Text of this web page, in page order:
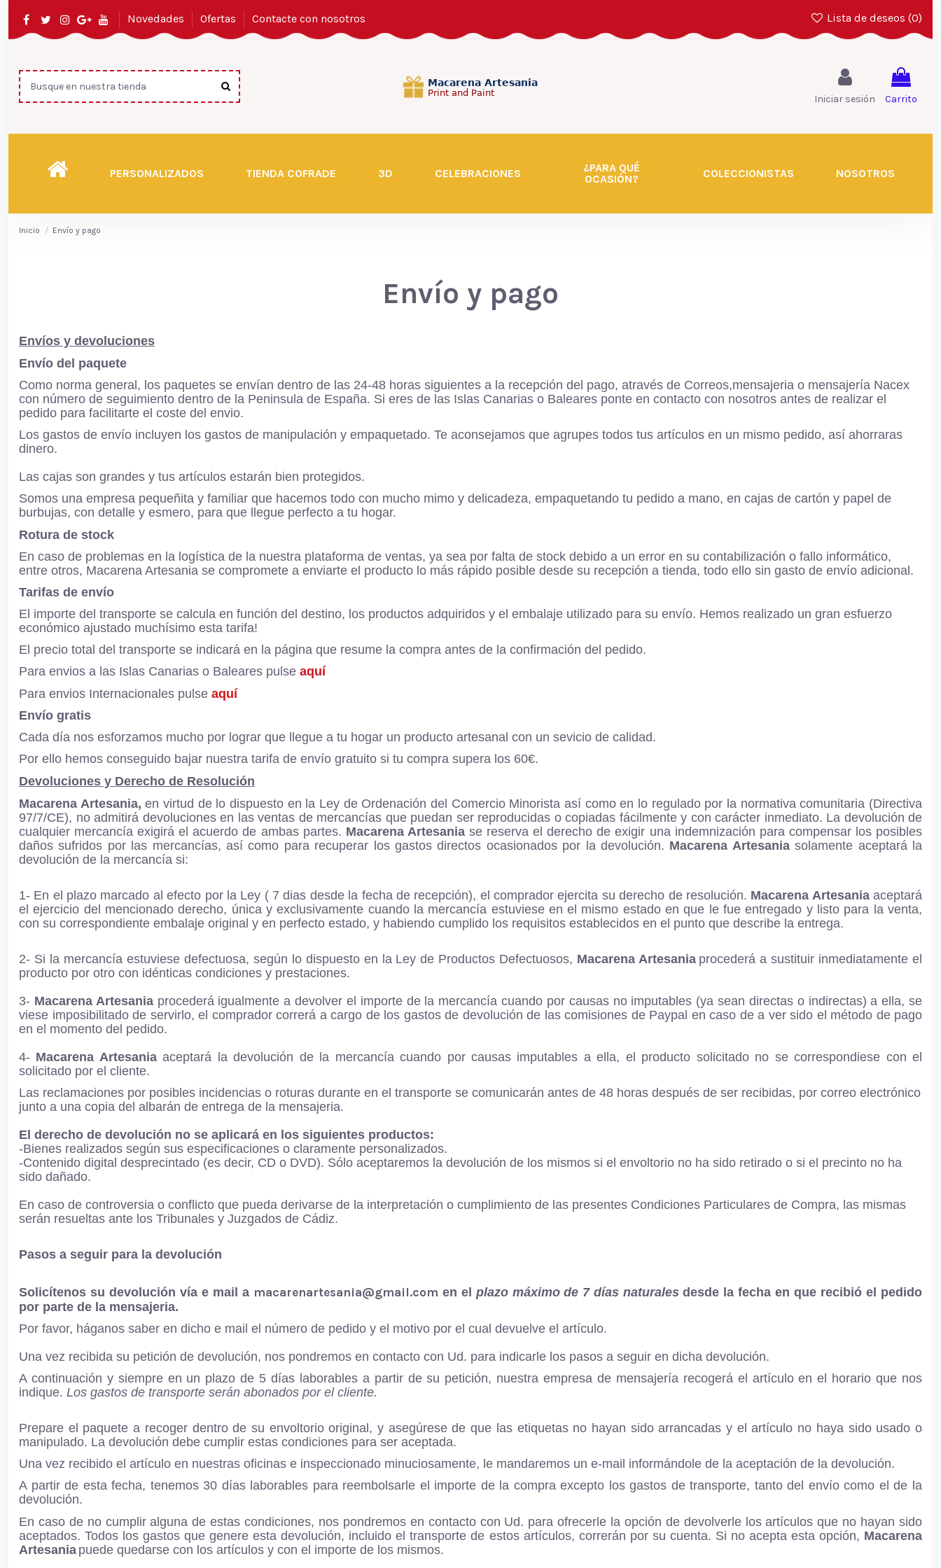
Novedades Ofertas Contacte con nosotros Lista de deseos (0)
Iniciar sesión Carrito
PERSONALIZADOS TIENDA COFRADE 3D CELEBRACIONES
¿PARA QUÉ
OCASIÓN?
COLECCIONISTAS NOSOTROS
Inicio Envío y pago
Envío y pago
Envíos y devoluciones
Envío del paquete
Como norma general, los paquetes se envían dentro de las 24-48 horas siguientes a la recepción del pago, através de Correos,mensajeria o mensajería Nacex
con número de seguimiento dentro de la Peninsula de España. Si eres de las Islas Canarias o Baleares ponte en contacto con nosotros antes de realizar el
pedido para facilitarte el coste del envio.
Los gastos de envío incluyen los gastos de manipulación y empaquetado. Te aconsejamos que agrupes todos tus artículos en un mismo pedido, así ahorraras
dinero.
Las cajas son grandes y tus artículos estarán bien protegidos.
Somos una empresa pequeñita y familiar que hacemos todo con mucho mimo y delicadeza, empaquetando tu pedido a mano, en cajas de cartón y papel de
burbujas, con detalle y esmero, para que llegue perfecto a tu hogar.
Rotura de stock
En caso de problemas en la logística de la nuestra plataforma de ventas, ya sea por falta de stock debido a un error en su contabilización o fallo informático,
entre otros, Macarena Artesania se compromete a enviarte el producto lo más rápido posible desde su recepción a tienda, todo ello sin gasto de envío adicional.
Tarifas de envío
El importe del transporte se calcula en función del destino, los productos adquiridos y el embalaje utilizado para su envío. Hemos realizado un gran esfuerzo
económico ajustado muchísimo esta tarifa!
El precio total del transporte se indicará en la página que resume la compra antes de la confirmación del pedido.
Para envios a las Islas Canarias o Baleares pulse aquí
Para envios Internacionales pulse aquí
Envío gratis
Cada día nos esforzamos mucho por lograr que llegue a tu hogar un producto artesanal con un sevicio de calidad.
Por ello hemos conseguido bajar nuestra tarifa de envío gratuito si tu compra supera los 60€.
Devoluciones y Derecho de Resolución
Macarena Artesania,en virtud de lo dispuesto en la Ley de Ordenación del Comercio Minorista así como en lo regulado por la normativa comunitaria (Directiva
97/7/CE), no admitirá devoluciones en las ventas de mercancías que puedan ser reproducidas o copiadas fácilmente y con carácter inmediato. La devolución de
cualquier mercancía exigirá el acuerdo de ambas partes. Macarena Artesania se reserva el derecho de exigir una indemnización para compensar los posibles
daños sufridos por las mercancías, así como para recuperar los gastos directos ocasionados por la devolución. Macarena Artesaniasolamente aceptará la
devolución de la mercancía si:
1- En el plazo marcado al efecto por la Ley ( 7 dias desde la fecha de recepción), el comprador ejercita su derecho de resolución. Macarena Artesaniaaceptará
el ejercicio del mencionado derecho, única y exclusivamente cuando la mercancía estuviese en el mismo estado en que le fue entregado y listo para la venta,
con su correspondiente embalaje original y en perfecto estado, y habiendo cumplido los requisitos establecidos en el punto que describe la entrega.
2- Si la mercancía estuviese defectuosa, según lo dispuesto en la Ley de Productos Defectuosos, Macarena Artesania procederá a sustituir inmediatamente el
producto por otro con idénticas condiciones y prestaciones.
3- Macarena Artesania procederá igualmente a devolver el importe de la mercancía cuando por causas no imputables (ya sean directas o indirectas) a ella, se
viese imposibilitado de servirlo, el comprador correrá a cargo de los gastos de devolución de las comisiones de Paypal en caso de a ver sido el método de pago
en el momento del pedido.
4- Macarena Artesaniaaceptará la devolución de la mercancía cuando por causas imputables a ella, el producto solicitado no se correspondiese con el
solicitado por el cliente.
Las reclamaciones por posibles incidencias o roturas durante en el transporte se comunicarán antes de 48 horas después de ser recibidas, por correo electrónico
junto a una copia del albarán de entrega de la mensajeria.
El derecho de devolución no se aplicará en los siguientes productos:
-Bienes realizados según sus especificaciones o claramente personalizados.
-Contenido digital desprecintado (es decir, CD o DVD). Sólo aceptaremos la devolución de los mismos si el envoltorio no ha sido retirado o si el precinto no ha
sido dañado.
En caso de controversia o conflicto que pueda derivarse de la interpretación o cumplimiento de las presentes Condiciones Particulares de Compra, las mismas
serán resueltas ante los Tribunales y Juzgados de Cádiz.
Pasos a seguir para la devolución
Solicítenos su devolución vía e mail a macarenartesania@gmail.com en el plazo máximo de 7 días naturales desde la fecha en que recibió el pedido
por parte de la mensajeria.
Por favor, háganos saber en dicho e mail el número de pedido y el motivo por el cual devuelve el artículo.
Una vez recibida su petición de devolución, nos pondremos en contacto con Ud. para indicarle los pasos a seguir en dicha devolución.
A continuación y siempre en un plazo de 5 días laborables a partir de su petición, nuestra empresa de mensajería recogerá el artículo en el horario que nos
indique. Los gastos de transporte serán abonados por el cliente.
Prepare el paquete a recoger dentro de su envoltorio original, y asegúrese de que las etiquetas no hayan sido arrancadas y el artículo no haya sido usado o
manipulado. La devolución debe cumplir estas condiciones para ser aceptada.
Una vez recibido el artículo en nuestras oficinas e inspeccionado minuciosamente, le mandaremos un e-mail informándole de la aceptación de la devolución.
A partir de esta fecha, tenemos 30 días laborables para reembolsarle el importe de la compra excepto los gastos de transporte, tanto del envío como el de la
devolución.
En caso de no cumplir alguna de estas condiciones, nos pondremos en contacto con Ud. para ofrecerle la opción de devolverle los artículos que no hayan sido
aceptados. Todos los gastos que genere esta devolución, incluido el transporte de estos artículos, correrán por su cuenta. Si no acepta esta opción, Macarena
Artesania puede quedarse con los artículos y con el importe de los mismos.